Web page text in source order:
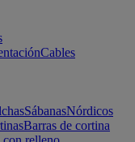
Cables
SábanasNórdicos
Barras de cortina